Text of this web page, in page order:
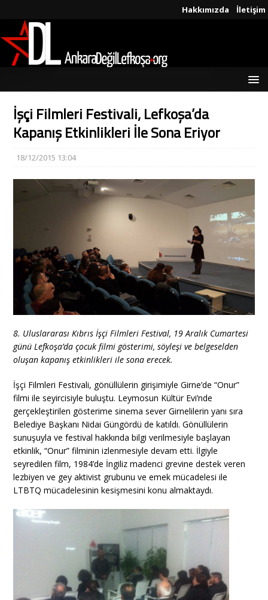
Hakkımızda İletişim
İşçi Filmleri Festivali, Lefkoşa’da
Kapanış Etkinlikleri İle Sona Eriyor
18/12/2015 13:04
8. Uluslararası Kıbrıs İşçi Filmleri Festival, 19 Aralık Cumartesi
günü Lefkoşa’da çocuk filmi gösterimi, söyleşi ve belgeselden
oluşan kapanış etkinlikleri ile sona erecek.
İşçi Filmleri Festivali, gönüllülerin girişimiyle Girne’de “Onur”
filmi ile seyircisiyle buluştu. Leymosun Kültür Evi’nde
gerçekleştirilen gösterime sinema sever Girnelilerin yanı sıra
Belediye Başkanı Nidai Güngördü de katıldı. Gönüllülerin
sunuşuyla ve festival hakkında bilgi verilmesiyle başlayan
etkinlik, “Onur” filminin izlenmesiyle devam etti. İlgiyle
seyredilen film, 1984’de İngiliz madenci grevine destek veren
lezbiyen ve gey aktivist grubunu ve emek mücadelesi ile
LTBTQ mücadelesinin kesişmesini konu almaktaydı.